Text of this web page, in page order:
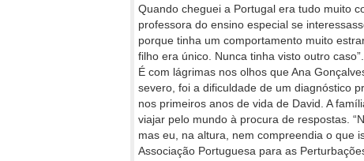
Quando cheguei a Portugal era tudo muito
professora do ensino especial se
porque tinha um comportamento muito
filho era único. Nunca tinha visto outro caso”.
É com lágrimas nos olhos que Ana
severo, foi a dificuldade de um diagnóstico
nos primeiros anos de vida de David. A
viajar pelo mundo à procura de respostas.
mas eu, na altura, nem compreendia o que
Associação Portuguesa para as